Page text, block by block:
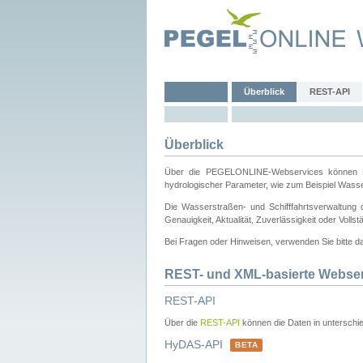
Überblick REST-API
Überblick
Über die PEGELONLINE-Webservices
hydrologischer Parameter, wie zum Beispiel
Die Wasserstraßen- und
Genauigkeit, Aktualität, Zuverlässigkeit oder
Bei Fragen oder Hinweisen, verwenden Sie bitte
REST- und XML-basierte
REST-API
Über die REST-API können die Daten in
HyDAS-API BETA